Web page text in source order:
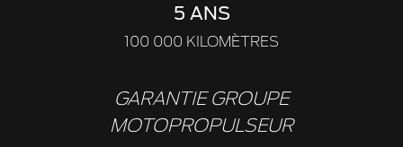
5 ANS
100 000 KILOMÈTRES
GARANTIE GROUPE
MOTOPROPULSEUR